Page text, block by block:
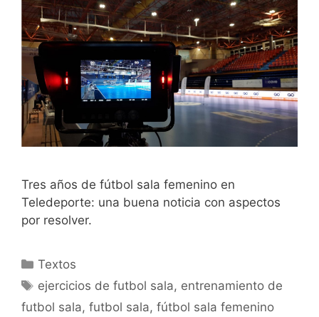
Tres años de fútbol sala femenino en
Teledeporte: una buena noticia con aspectos
por resolver.
Categorías
Textos
Etiquetas
ejercicios de futbol sala, entrenamiento de
futbol sala, futbol sala, fútbol sala femenino